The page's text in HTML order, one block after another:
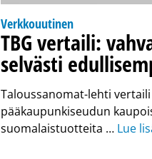
Verkkouutinen
TBG vertaili:
selvästi
Taloussanomat-lehti
pääkaupunkiseudun
suomalaistuotteita … Lue